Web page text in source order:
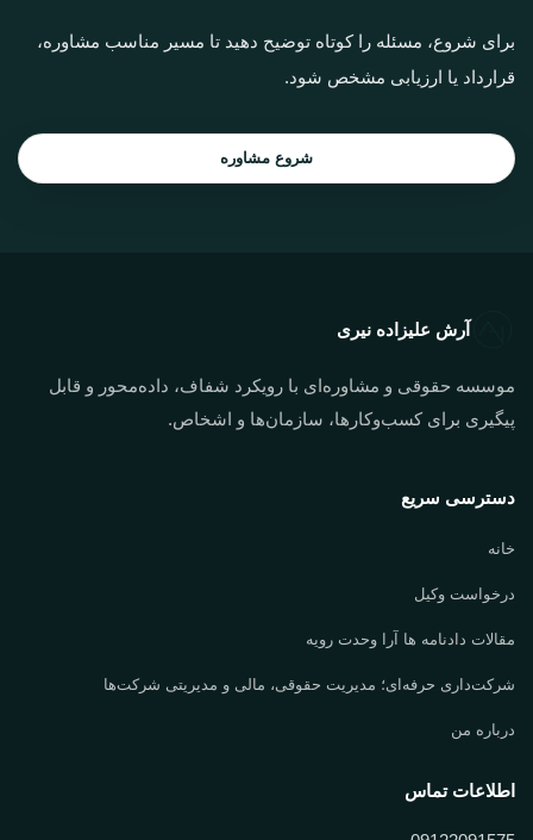
برای شروع، مسئله را کوتاه توضیح دهید تا مسیر مناسب مشاوره،
قرارداد یا ارزیابی مشخص شود.
شروع مشاوره
آرش علیزاده نیری
موسسه حقوقی و مشاوره‌ای با رویکرد شفاف، داده‌محور و قابل
پیگیری برای کسب‌وکارها، سازمان‌ها و اشخاص.
دسترسی سریع
خانه
درخواست وکیل
مقالات دادنامه ها آرا وحدت رویه
شرکت‌داری حرفه‌ای؛ مدیریت حقوقی، مالی و مدیریتی شرکت‌ها
درباره من
اطلاعات تماس